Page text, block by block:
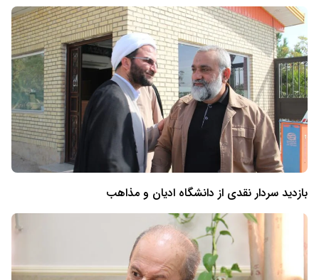
بازدید سردار نقدی از دانشگاه ادیان و مذاهب